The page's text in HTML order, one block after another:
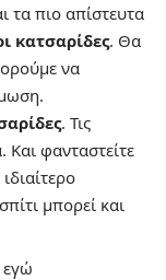
τα πιο απίστευτα
κατσαρίδες. Θα
να
. Τις
Και φανταστείτε
μπορεί και
εγώ